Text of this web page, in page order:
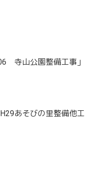
寺山公園整備工事」
あそびの里整備他工